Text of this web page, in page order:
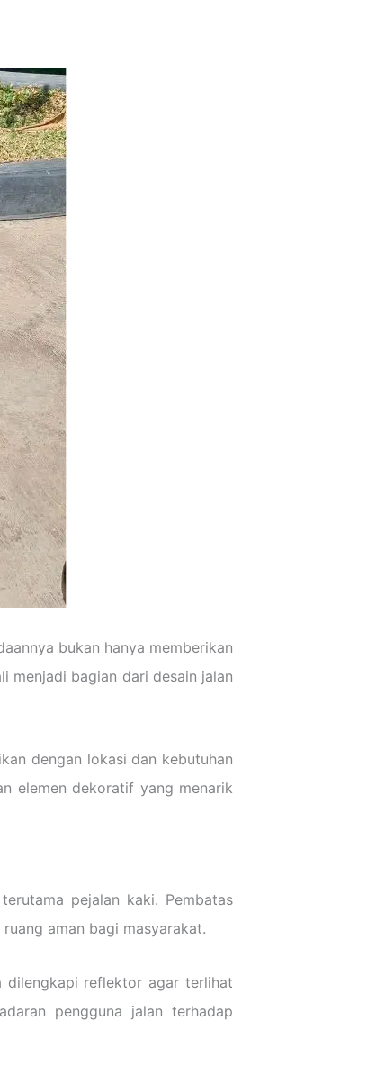
bukan hanya memberikan
menjadi bagian dari desain jalan
dengan lokasi dan kebutuhan
elemen dekoratif yang menarik
pejalan kaki. Pembatas
aman bagi masyarakat.
reflektor agar terlihat
pengguna jalan terhadap